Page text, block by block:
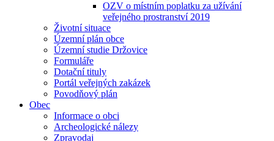
OZV o místním poplatku za užívání
veřejného prostranství 2019
Životní situace
Územní plán obce
Územní studie Držovice
Formuláře
Dotační tituly
Portál veřejných zakázek
Povodňový plán
Obec
Informace o obci
Archeologické nálezy
Zpravodaj